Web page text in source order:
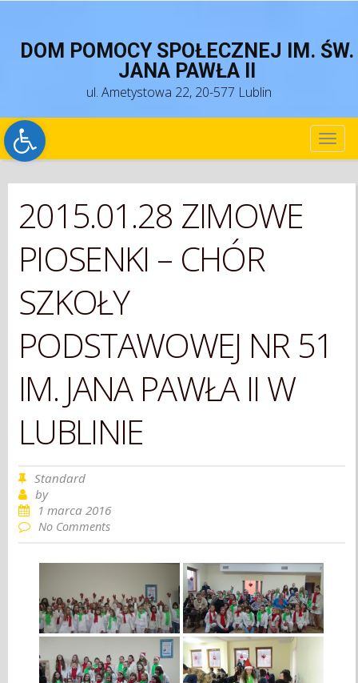
Open toolbar
DOM POMOCY SPOŁECZNEJ IM. ŚW.
JANA PAWŁA II
ul. Ametystowa 22, 20-577 Lublin
2015.01.28 ZIMOWE
PIOSENKI – CHÓR
SZKOŁY
PODSTAWOWEJ NR 51
IM. JANA PAWŁA II W
LUBLINIE
Standard
by
1 marca 2016
No Comments